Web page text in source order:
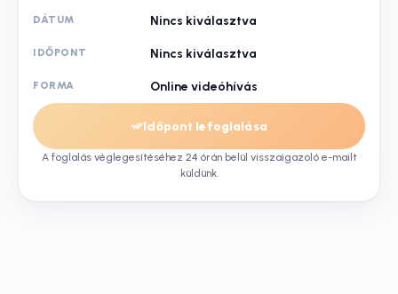
DÁTUM Nincs kiválasztva
IDŐPONT Nincs kiválasztva
FORMA Online videóhívás
Időpont lefoglalása
A foglalás véglegesítéséhez 24 órán belül visszaigazoló e-mailt
küldünk.